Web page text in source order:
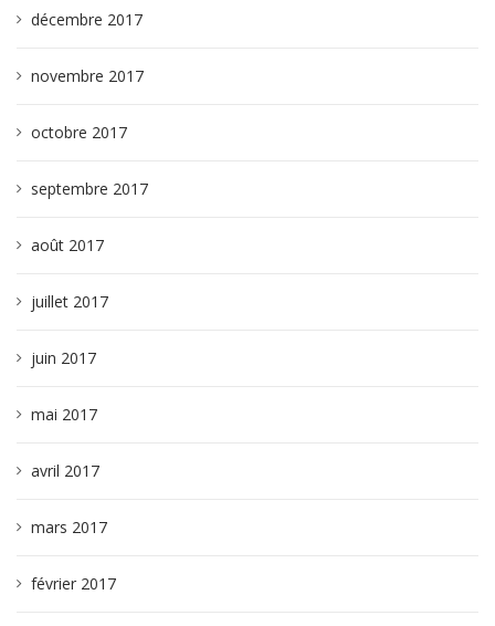
décembre 2017
novembre 2017
octobre 2017
septembre 2017
août 2017
juillet 2017
juin 2017
mai 2017
avril 2017
mars 2017
février 2017